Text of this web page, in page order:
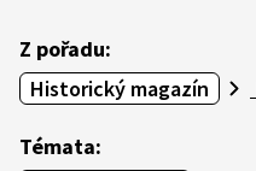
Z pořadu:
Historický magazín
Témata: